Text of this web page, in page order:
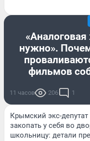
нужно».
фильмов
11 часов 206 1
Крымский экс-
закопать у себя во
школьницу: детали